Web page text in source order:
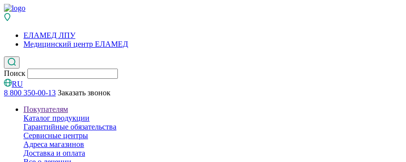
ЕЛАМЕД ЛПУ
Медицинский центр ЕЛАМЕД
Поиск
RU
8 800 350-00-13 Заказать звонок
Покупателям
Каталог продукции
Гарантийные обязательства
Сервисные центры
Адреса магазинов
Доставка и оплата